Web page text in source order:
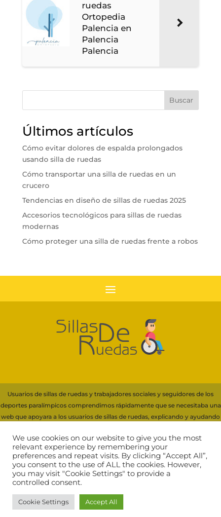
ruedas
Ortopedia
Palencia en
Palencia
Palencia
Buscar
Últimos artículos
Cómo evitar dolores de espalda prolongados
usando silla de ruedas
Cómo transportar una silla de ruedas en un
crucero
Tendencias en diseño de sillas de ruedas 2025
Accesorios tecnológicos para sillas de ruedas
modernas
Cómo proteger una silla de ruedas frente a robos
Usuarios de sillas de ruedas y trabajadores sociales y seguidores de los
deportes paralímpicos comprendimos rápidamente que se necesitaba una
web que apoyara a los usuarios de sillas de ruedas, explicando y ayudando
Para financiar servidores y recursos necesarios de esta web, participamos
en programas de afiliación que generan ingresos por compras cualificadas,
incluyendo Amazon EU
Comprar silla de ruedas|
Privacidad RGPD|Diseño página web
We use cookies on our website to give you the most
relevant experience by remembering your
preferences and repeat visits. By clicking “Accept All”,
you consent to the use of ALL the cookies. However,
you may visit "Cookie Settings" to provide a
controlled consent.
Cookie Settings Accept All